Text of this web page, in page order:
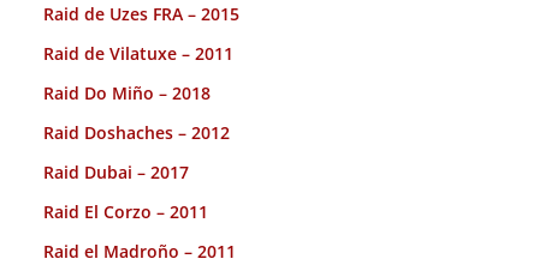
Raid de Uzes FRA – 2015
Raid de Vilatuxe – 2011
Raid Do Miño – 2018
Raid Doshaches – 2012
Raid Dubai – 2017
Raid El Corzo – 2011
Raid el Madroño – 2011